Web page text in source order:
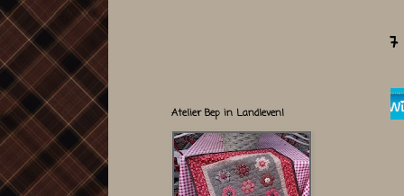
Atelier Bep in Landleven!